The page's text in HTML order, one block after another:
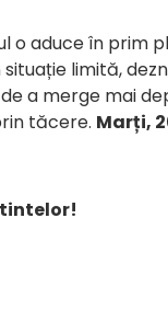
o aduce în prim
limită,
a merge mai
tăcere. Marți,